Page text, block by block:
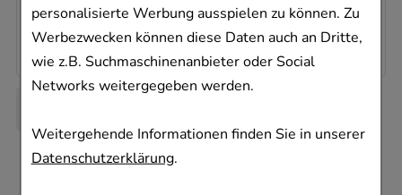
personalisierte Werbung ausspielen zu können. Zu
Werbezwecken können diese Daten auch an Dritte,
wie z.B. Suchmaschinenanbieter oder Social
Networks weitergegeben werden.
Weitergehende Informationen finden Sie in unserer
Datenschutzerklärung.
11,29 €¹
225,80 €pro 1 kg